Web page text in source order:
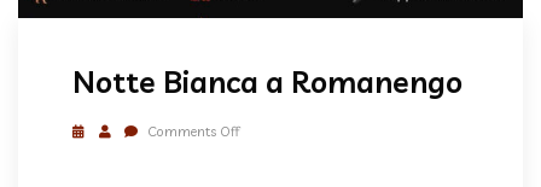
Notte Bianca a Romanengo
Comments Off